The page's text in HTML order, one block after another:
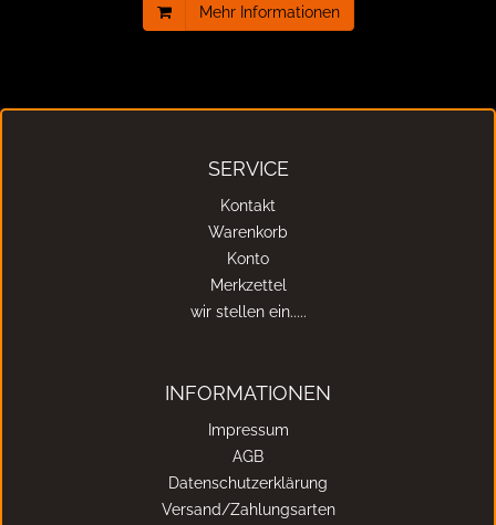
Mehr Informationen
SERVICE
Kontakt
Warenkorb
Konto
Merkzettel
wir stellen ein.....
INFORMATIONEN
Impressum
AGB
Datenschutzerklärung
Versand/Zahlungsarten